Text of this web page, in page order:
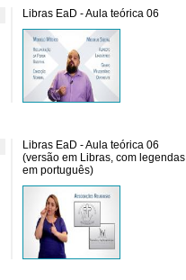
Libras EaD - Aula teórica 06
Libras EaD - Aula teórica 06
(versão em Libras, com legendas
em português)